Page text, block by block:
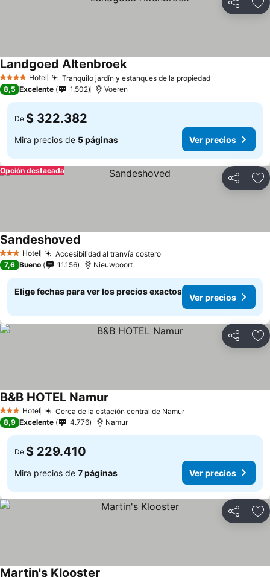
Compartir
4 EstrellasHotel Tranquilo jardín y estanques de la propiedad
Landgoed Altenbroek
8,5 Excelente 1.502 Voeren
De $ 322.382
Mira precios de 5 páginas Ver precios
Compartir
Opción destacada
3 Estrellas
Hotel Accesibilidad al tranvía costero
Sandeshoved
7,6 Bueno 11.156 Nieuwpoort
Elige fechas para ver los precios exactos
Ver precios
Compartir
3 Estrellas
Hotel Cerca de la estación central de Namur
B&B HOTEL Namur
8,9 Excelente 4.776 Namur
De $ 229.410
Mira precios de 7 páginas Ver precios
Compartir
Martin's Klooster